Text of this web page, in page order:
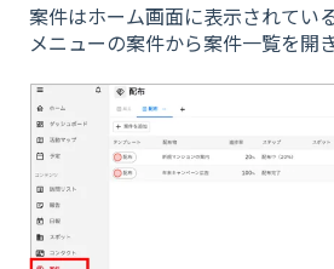
案件はホーム画面に表示されてい
メニューの案件から案件一覧を開き